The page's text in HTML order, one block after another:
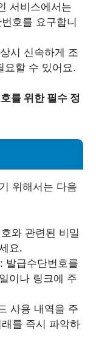
서비스에서는
호를 요구합니
시 신속하게 조
요할 수 있어요.
를 위한 필수 정
위해서는 다음
와 관련된 비밀
요.
: 발급수단번호를
이나 링크에 주
사용 내역을 주
를 즉시 파악하